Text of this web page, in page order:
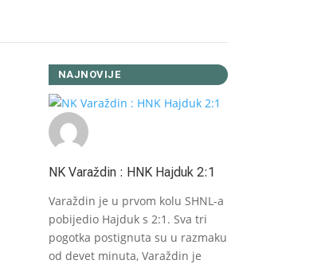
Link
Reddit
NAJNOVIJE
NK Varaždin : HNK Hajduk 2:1
Varaždin je u prvom kolu SHNL-a
pobijedio Hajduk s 2:1. Sva tri
pogotka postignuta su u razmaku
od devet minuta, Varaždin je